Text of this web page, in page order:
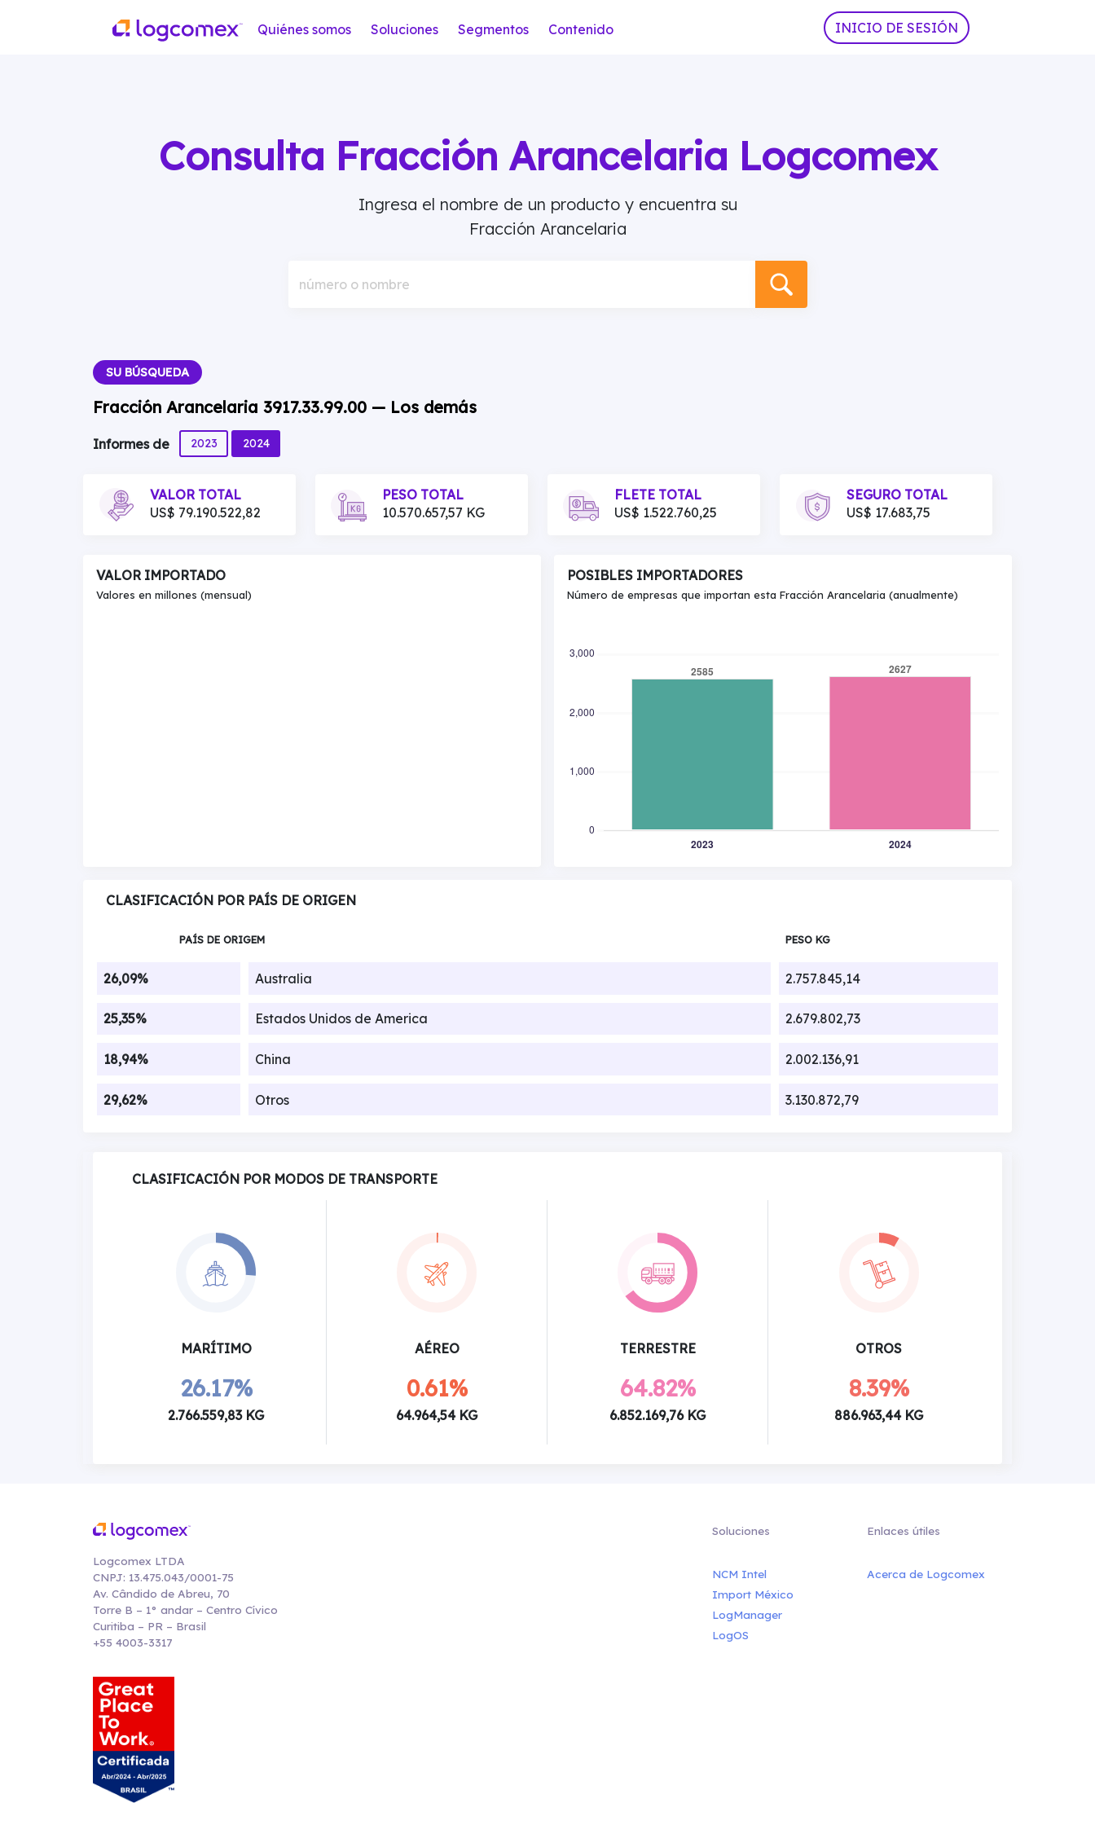
Quiénes somos Soluciones Segmentos Contenido INICIO DE SESIÓN
Consulta Fracción Arancelaria Logcomex
Ingresa el nombre de un producto y encuentra su
Fracción Arancelaria
número o nombre
SU BÚSQUEDA
Fracción Arancelaria 3917.33.99.00 — Los demás
Informes de 2023 2024
VALOR TOTAL
US$ 79.190.522,82
PESO TOTAL
10.570.657,57 KG
FLETE TOTAL
US$ 1.522.760,25
SEGURO TOTAL
US$ 17.683,75
VALOR IMPORTADO
Valores en millones (mensual)
POSIBLES IMPORTADORES
Número de empresas que importan esta Fracción Arancelaria (anualmente)
CLASIFICACIÓN POR PAÍS DE ORIGEN
PAÍS DE ORIGEM PESO KG
26,09% Australia 2.757.845,14
25,35% Estados Unidos de America 2.679.802,73
18,94% China 2.002.136,91
29,62% Otros 3.130.872,79
CLASIFICACIÓN POR MODOS DE TRANSPORTE
MARÍTIMO
26.17%
2.766.559,83 KG
AÉREO
0.61%
64.964,54 KG
TERRESTRE
64.82%
6.852.169,76 KG
OTROS
8.39%
886.963,44 KG
Logcomex LTDA
CNPJ: 13.475.043/0001-75
Av. Cândido de Abreu, 70
Torre B – 1° andar – Centro Cívico
Curitiba – PR – Brasil
+55 4003-3317
Soluciones
NCM Intel
Import México
LogManager
LogOS
Enlaces útiles
Acerca de Logcomex